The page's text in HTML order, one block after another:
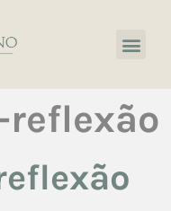
reflexão